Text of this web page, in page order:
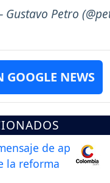
Petro
GOOGLE NEWS